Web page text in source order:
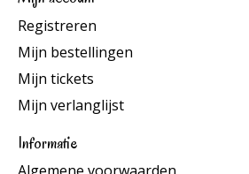
Registreren
Mijn bestellingen
Mijn tickets
Mijn verlanglijst
Informatie